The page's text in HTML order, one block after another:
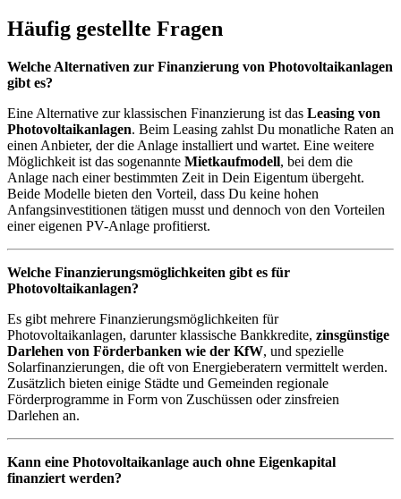
Häufig gestellte Fragen
Welche Alternativen zur Finanzierung von Photovoltaikanlagen
gibt es?
Eine Alternative zur klassischen Finanzierung ist das Leasing von
Photovoltaikanlagen. Beim Leasing zahlst Du monatliche Raten an
einen Anbieter, der die Anlage installiert und wartet. Eine weitere
Möglichkeit ist das sogenannte Mietkaufmodell, bei dem die
Anlage nach einer bestimmten Zeit in Dein Eigentum übergeht.
Beide Modelle bieten den Vorteil, dass Du keine hohen
Anfangsinvestitionen tätigen musst und dennoch von den Vorteilen
einer eigenen PV-Anlage profitierst.
Welche Finanzierungsmöglichkeiten gibt es für
Photovoltaikanlagen?
Es gibt mehrere Finanzierungsmöglichkeiten für
Photovoltaikanlagen, darunter klassische Bankkredite, zinsgünstige
Darlehen von Förderbanken wie der KfW, und spezielle
Solarfinanzierungen, die oft von Energieberatern vermittelt werden.
Zusätzlich bieten einige Städte und Gemeinden regionale
Förderprogramme in Form von Zuschüssen oder zinsfreien
Darlehen an.
Kann eine Photovoltaikanlage auch ohne Eigenkapital
finanziert werden?